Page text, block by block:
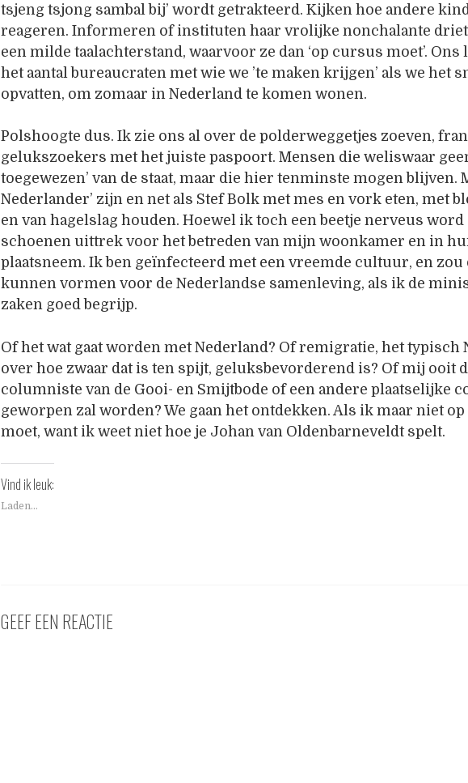
tsjeng tsjong sambal bij’ wordt getrakteerd. Kijken hoe andere
reageren. Informeren of instituten haar vrolijke nonchalante
een milde taalachterstand, waarvoor ze dan ‘op cursus moet’.
het aantal bureaucraten met wie we ’te maken krijgen’ als we het
opvatten, om zomaar in Nederland te komen wonen.
Polshoogte dus. Ik zie ons al over de polderweggetjes zoeven,
gelukszoekers met het juiste paspoort. Mensen die weliswaar
toegewezen’ van de staat, maar die hier tenminste mogen blijven.
Nederlander’ zijn en net als Stef Bolk met mes en vork eten, met
en van hagelslag houden. Hoewel ik toch een beetje nerveus
schoenen uittrek voor het betreden van mijn woonkamer en in
plaatsneem. Ik ben geïnfecteerd met een vreemde cultuur, en
kunnen vormen voor de Nederlandse samenleving, als ik de
zaken goed begrijp.
Of het wat gaat worden met Nederland? Of remigratie, het typisch
over hoe zwaar dat is ten spijt, geluksbevorderend is? Of mij ooit
columniste van de Gooi- en Smijtbode of een andere plaatselijke
geworpen zal worden? We gaan het ontdekken. Als ik maar niet
moet, want ik weet niet hoe je Johan van Oldenbarneveldt spelt.
Vind ik leuk:
Laden...
GEEF EEN REACTIE